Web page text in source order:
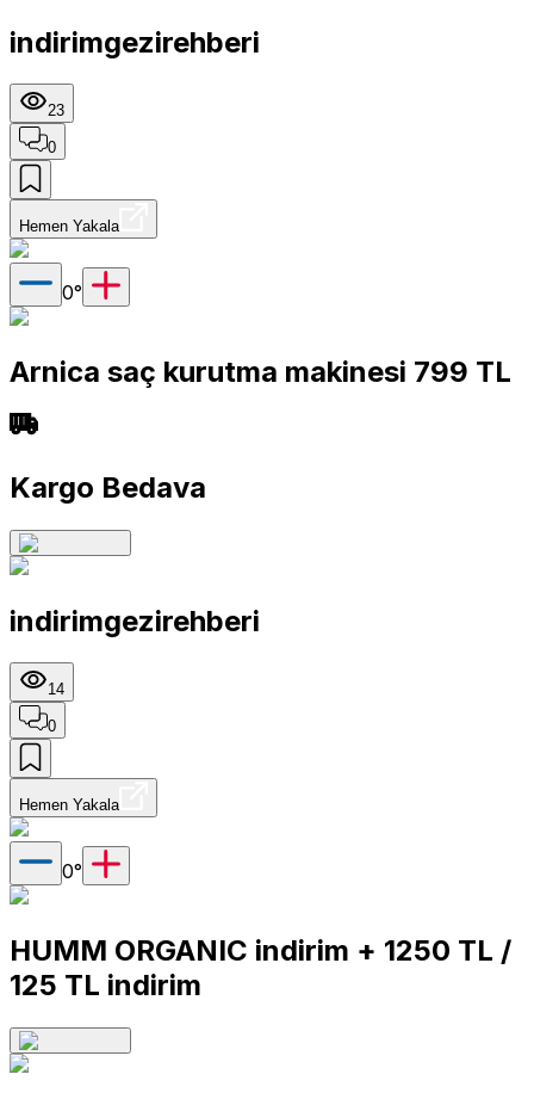
indirimgezirehberi
23
0
Hemen Yakala
0°
Arnica saç kurutma makinesi 799 TL
Kargo Bedava
indirimgezirehberi
14
0
Hemen Yakala
0°
HUMM ORGANIC indirim + 1250 TL /
125 TL indirim